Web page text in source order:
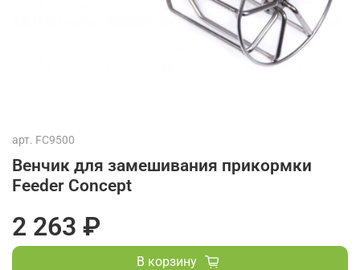
арт. FC9500
Венчик для замешивания прикормки
Feeder Concept
2 263 ₽
В корзину